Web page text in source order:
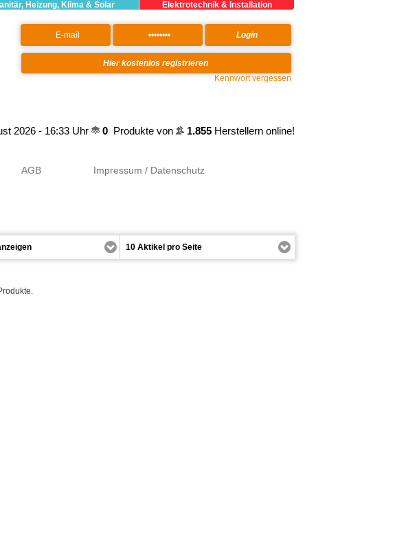
Heizung, Klima & Solar Elektrotechnik & Installation
Kennwort vergessen
2026 - 16:33 Uhr 0 Produkte von 1.855 Herstellern online!
AGB Impressum / Datenschutz